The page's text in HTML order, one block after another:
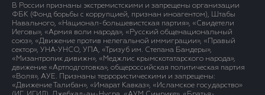
В России признаны экстремистскими и запрещены организации
ФБК (Фонд борьбы с коррупцией, признан иноагентом), Штабы
Навального, «Национал-большевистская партия», «Свидетели
Иеговы», «Армия воли народа», «Русский общенациональный
союз», «Движение против нелегальной иммиграции», «Правый
сектор», УНА-УНСО, УПА, «Тризуб им. Степана Бандеры»,
«Мизантропик дивижн», «Меджлис крымскотатарского народа»,
движение «Артподготовка», общероссийская политическая партия
«Воля», АУЕ. Признаны террористическими и запрещены:
«Движение Талибан», «Имарат Кавказ», «Исламское государство»